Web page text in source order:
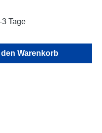
3 Tage
gewünschten
den Warenkorb